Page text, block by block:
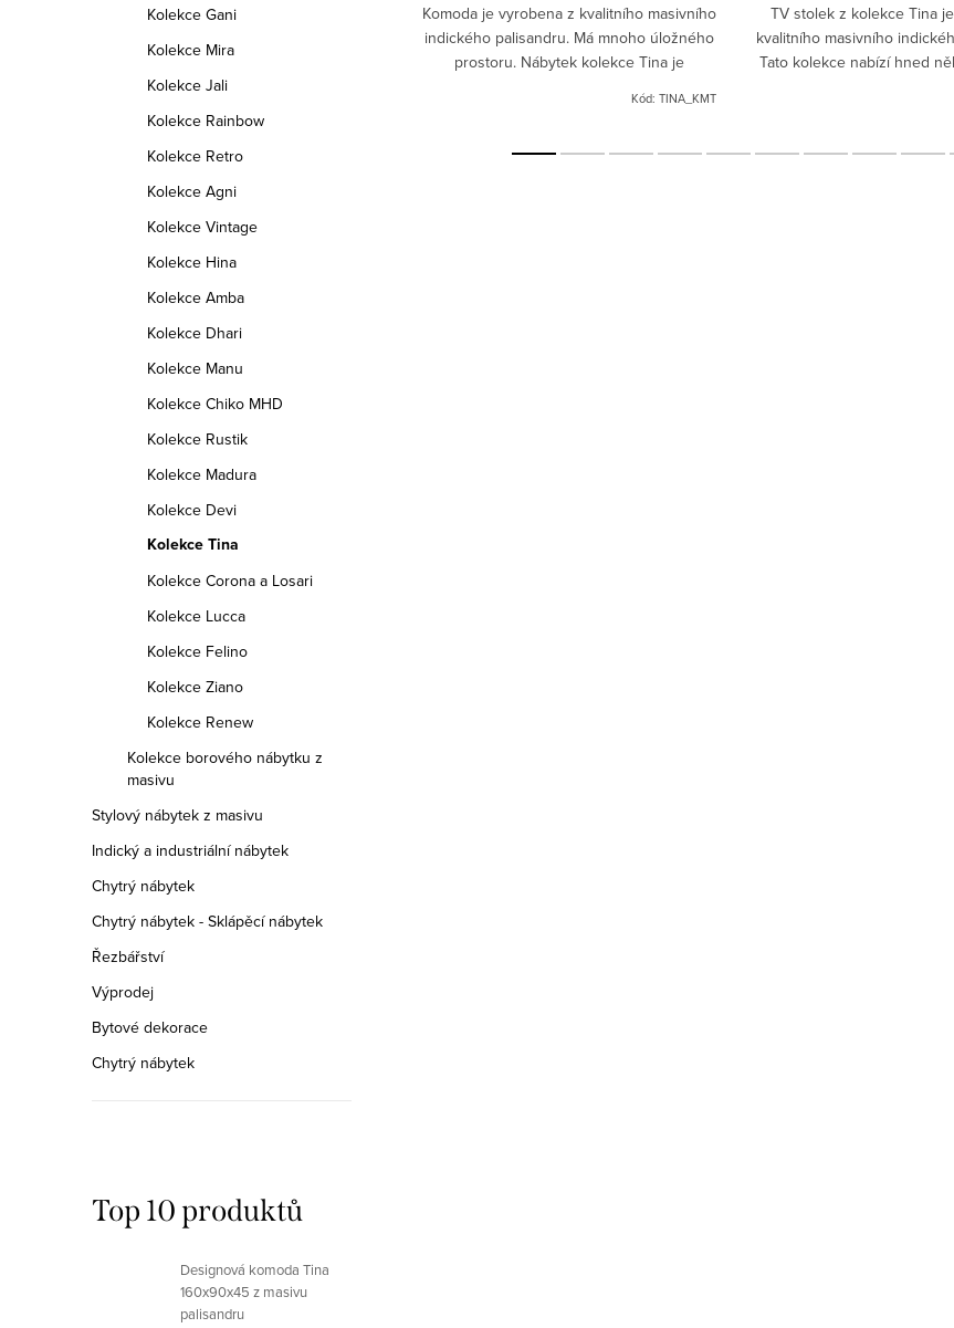
Kolekce Gani
Kolekce Mira
Kolekce Jali
Kolekce Rainbow
Kolekce Retro
Kolekce Agni
Kolekce Vintage
Kolekce Hina
Kolekce Amba
Kolekce Dhari
Kolekce Manu
Kolekce Chiko MHD
Kolekce Rustik
Kolekce Madura
Kolekce Devi
Kolekce Tina
Kolekce Corona a Losari
Kolekce Lucca
Kolekce Felino
Kolekce Ziano
Kolekce Renew
Kolekce borového nábytku z
masivu
Stylový nábytek z masivu
Indický a industriální nábytek
Chytrý nábytek
Chytrý nábytek - Sklápěcí nábytek
Řezbářství
Výprodej
Bytové dekorace
Chytrý nábytek
Top 10 produktů
Designová komoda Tina
160x90x45 z masivu
palisandru
Botník z masivu je vyroben z
věšáky , zrcadla které skvěle doplní váš
halu .chodbu či zádveří. Nábytek Tina je
vyráběný tradiční...
Komoda je vyrobena z kvalitního masivního
indického palisandru. Má mnoho úložného
prostoru. Nábytek kolekce Tina je
Kód: TINA_KMT
TV stolek z kolekce Tina
kvalitního masivního
Tato kolekce nabízí hned